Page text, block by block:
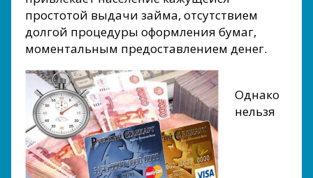
простотой выдачи займа, отсутствием
долгой процедуры оформления бумаг,
моментальным предоставлением денег.
Однако
нельзя